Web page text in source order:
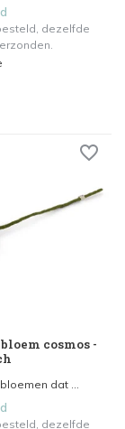
dezelfde
cosmos -
dat ...
dezelfde